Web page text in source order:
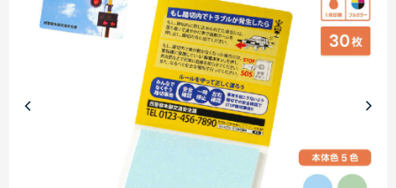
商品カテゴリーから探す
ターゲットから探す